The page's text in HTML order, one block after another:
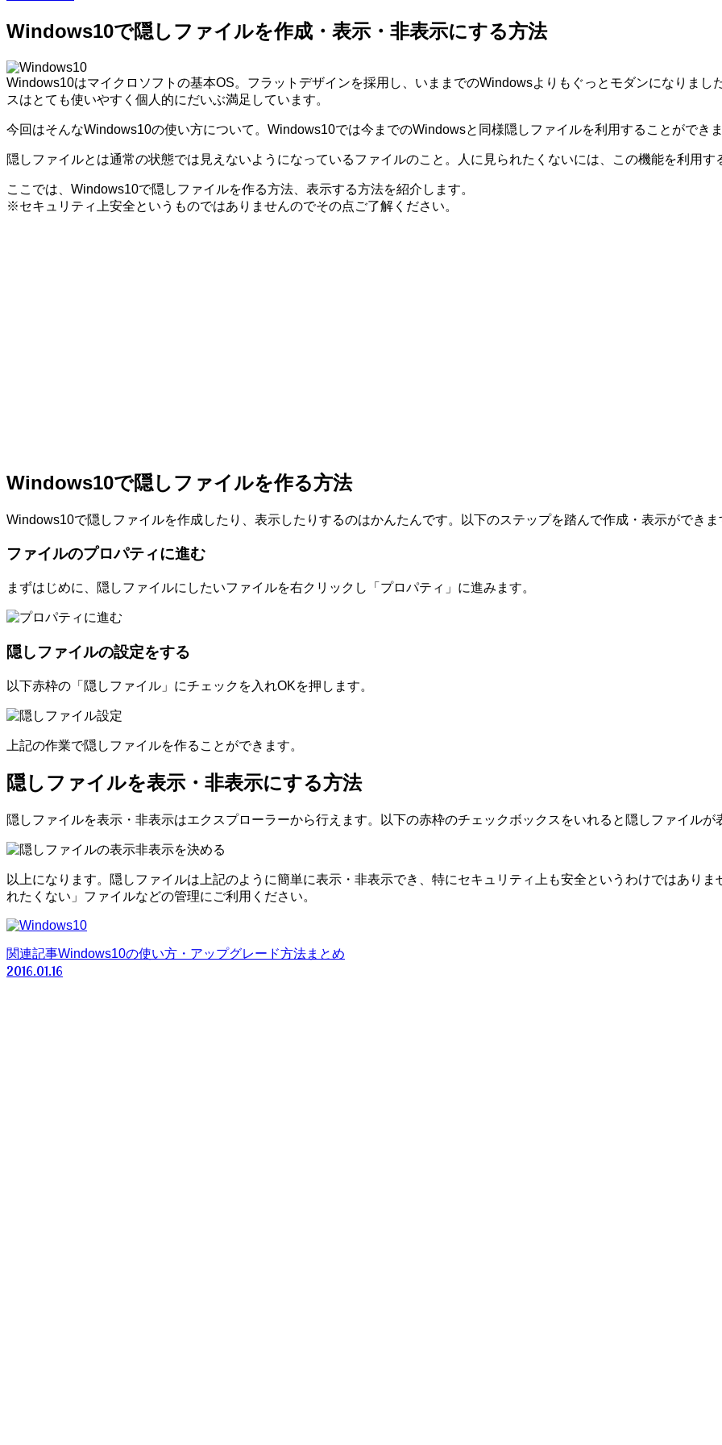
Windows10で隠しファイルを作成・表示・非表示にする方法
Windows10はマイクロソフトの基本OS。フラットデザインを採用し、いままでのWindowsよりもぐっとモダンになりま
スはとても使いやすく個人的にだいぶ満足しています。
今回はそんなWindows10の使い方について。Windows10では今までのWindowsと同様隠しファイルを利用することができ
隠しファイルとは通常の状態では見えないようになっているファイルのこと。人に見られたくないには、この機能を利用す
ここでは、Windows10で隠しファイルを作る方法、表示する方法を紹介します。
※セキュリティ上安全というものではありませんのでその点ご了解ください。
Windows10で隠しファイルを作る方法
Windows10で隠しファイルを作成したり、表示したりするのはかんたんです。以下のステップを踏んで作成・表示ができま
ファイルのプロパティに進む
まずはじめに、隠しファイルにしたいファイルを右クリックし「プロパティ」に進みます。
隠しファイルの設定をする
以下赤枠の「隠しファイル」にチェックを入れOKを押します。
上記の作業で隠しファイルを作ることができます。
隠しファイルを表示・非表示にする方法
隠しファイルを表示・非表示はエクスプローラーから行えます。以下の赤枠のチェックボックスをいれると隠しファイル
以上になります。隠しファイルは上記のように簡単に表示・非表示でき、特にセキュリティ上も安全というわけではあり
れたくない」ファイルなどの管理にご利用ください。
関連記事Windows10の使い方・アップグレード方法まとめ
2016.01.16